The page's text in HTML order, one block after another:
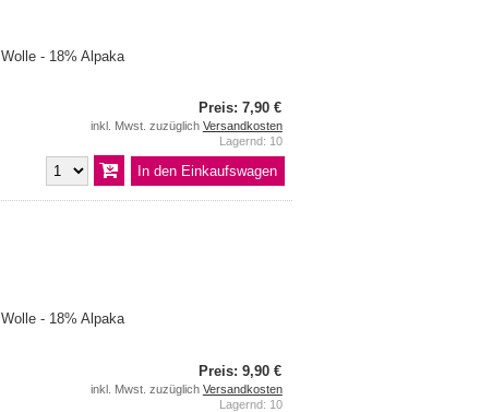
- 18% Alpaka
Preis: 7,90 €
inkl. Mwst. zuzüglich Versandkosten
Lagernd: 10
- 18% Alpaka
Preis: 9,90 €
inkl. Mwst. zuzüglich Versandkosten
Lagernd: 10